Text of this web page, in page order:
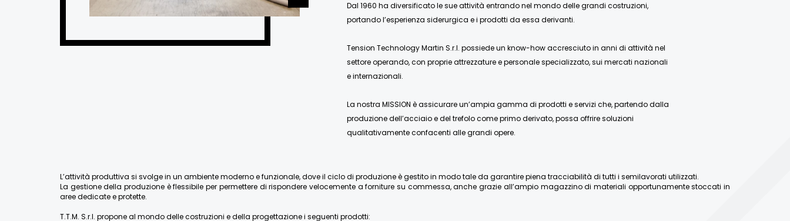
Dal 1960 ha diversificato le sue attività entrando nel mondo delle grandi costruzioni,
portando l’esperienza siderurgica e i prodotti da essa derivanti.
Tension Technology Martin S.r.l. possiede un know-how accresciuto in anni di attività nel
settore operando, con proprie attrezzature e personale specializzato, sui mercati nazionali
e internazionali.
La nostra MISSION è assicurare un’ampia gamma di prodotti e servizi che, partendo dalla
produzione dell’acciaio e del trefolo come primo derivato, possa offrire soluzioni
qualitativamente confacenti alle grandi opere.
L’attività produttiva si svolge in un ambiente moderno e funzionale, dove il ciclo di produzione è gestito in modo tale da garantire piena tracciabilità di tutti i semilavorati utilizzati.
La gestione della produzione è flessibile per permettere di rispondere velocemente a forniture su commessa, anche grazie all’ampio magazzino di materiali opportunamente stoccati in
aree dedicate e protette.
T.T.M. S.r.l. propone al mondo delle costruzioni e della progettazione i seguenti prodotti: